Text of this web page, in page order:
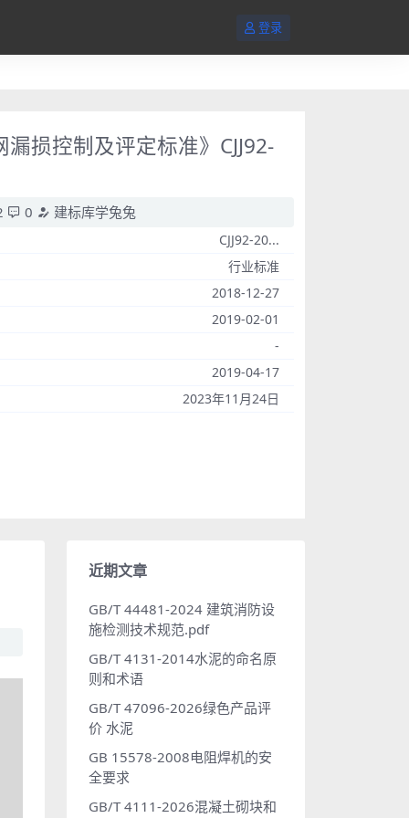
登录
损控制及评定标准》CJJ92-
0
建标库学兔兔
CJJ92-20...
行业标准
2018-12-27
2019-02-01
-
2019-04-17
2023年11月24日
近期文章
GB/T 44481-2024 建筑消防设
施检测技术规范.pdf
GB/T 4131-2014水泥的命名原
则和术语
GB/T 47096-2026绿色产品评
价 水泥
GB 15578-2008电阻焊机的安
全要求
GB/T 4111-2026混凝土砌块和